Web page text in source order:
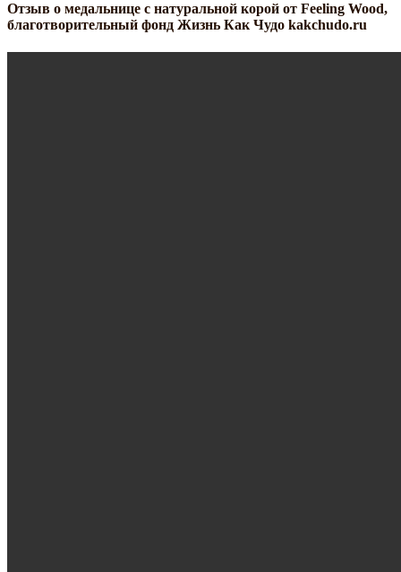
Отзыв о медальнице с натуральной корой от Feeling Wood,
благотворительный фонд Жизнь Как Чудо kakchudo.ru